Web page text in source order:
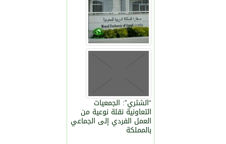
“الشثري”: الجمعيات
التعاونية نقلة نوعية من
العمل الفردي إلى الجماعي
بالمملكة